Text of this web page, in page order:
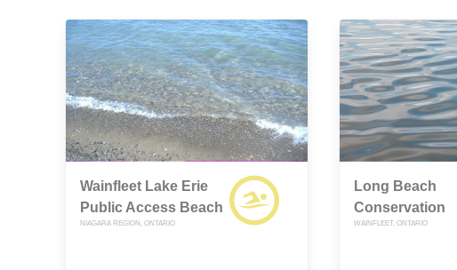
Wainfleet Lake Erie
Public Access Beach
NIAGARA REGION, ONTARIO
Long Beach
Conservation
WAINFLEET, ONTARIO